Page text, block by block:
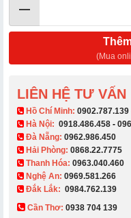
(Mua
LIÊN HỆ TƯ VẤN
​ Hồ Chí Minh: 0902.787.139
Hà Nội: 0918.486.458 -
Đà Nẵng: 0962.986.450
Hải Phòng: 0868.22.7775
Thanh Hóa: 0963.040.460
Nghệ An: 0969.581.266
Đắk Lắk: 0984.762.139
Cần Thơ: 0938 704 139​